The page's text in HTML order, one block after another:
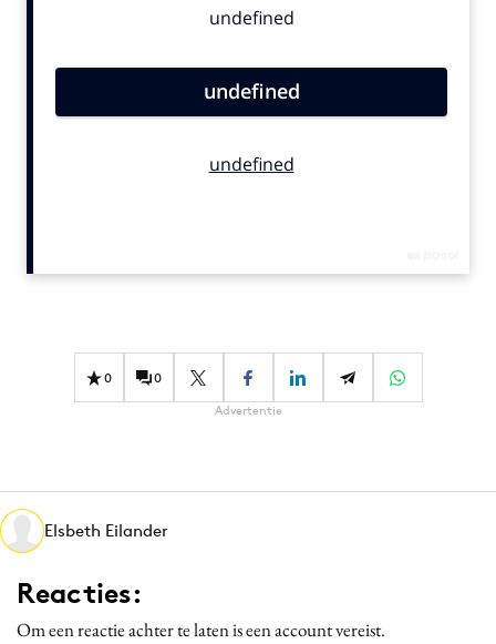
Contentmarketing
Effectiviteit
Gedragsverandering
Martech
Media
Merkstrategie
PR
Programmatic
0 0
Advertentie
Elsbeth Eilander
Reacties:
Om een reactie achter te laten is een account vereist.